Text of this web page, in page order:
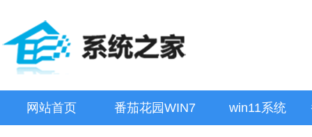
网站首页 番茄花园WIN7 win11系统